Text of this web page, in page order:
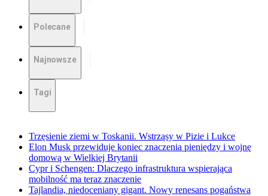
Polecane
Najnowsze
Tagi
Trzęsienie ziemi w Toskanii. Wstrząsy w Pizie i Lukce
Elon Musk przewiduje koniec znaczenia pieniędzy i wojnę
domową w Wielkiej Brytanii
Cypr i Schengen: Dlaczego infrastruktura wspierająca
mobilność ma teraz znaczenie
Tajlandia, niedoceniany gigant. Nowy renesans pogaństwa